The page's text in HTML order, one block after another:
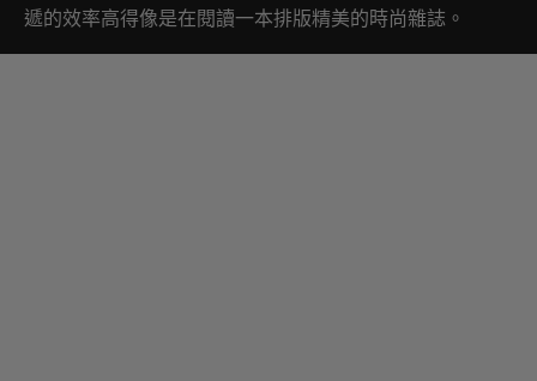
遞的效率高得像是在閱讀一本排版精美的時尚雜誌。